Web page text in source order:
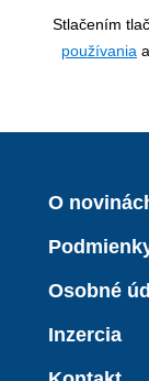
Stlačením
používania a
O
Osobné
Inzercia